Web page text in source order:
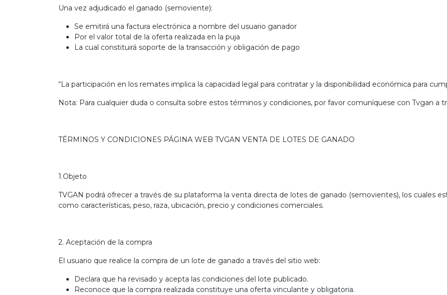
Una vez adjudicado el ganado (semoviente):
Se emitirá una factura electrónica a nombre del usuario ganador
Por el valor total de la oferta realizada en la puja
La cual constituirá soporte de la transacción y obligación de pago
“La participación en los remates implica la capacidad legal para contratar y la disponibilidad económica para
Nota: Para cualquier duda o consulta sobre estos términos y condiciones, por favor comuníquese con Tvgan a
TÉRMINOS Y CONDICIONES PÁGINA WEB TVGAN VENTA DE LOTES DE GANADO
1.Objeto
TVGAN podrá ofrecer a través de su plataforma la venta directa de lotes de ganado (semovientes), los cuales
como características, peso, raza, ubicación, precio y condiciones comerciales.
2. Aceptación de la compra
El usuario que realice la compra de un lote de ganado a través del sitio web:
Declara que ha revisado y acepta las condiciones del lote publicado.
Reconoce que la compra realizada constituye una oferta vinculante y obligatoria.